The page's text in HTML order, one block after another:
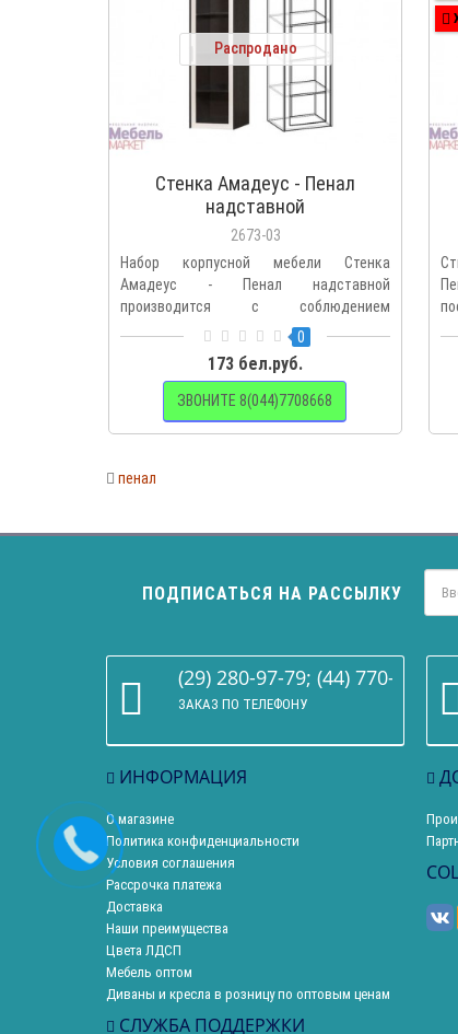
Распродано
Стенка Амадеус - Пенал
надставной
2673-03
Набор корпусной мебели Стенка
Амадеус - Пенал надставной
производится с соблюдением
экологических но..
0
173 бел.руб.
ЗВОНИТЕ 8(044)7708668
пенал
ПОДПИСАТЬСЯ НА РАССЫЛКУ
(29) 280-97-79; (44) 770-86-68
ЗАКАЗ ПО ТЕЛЕФОНУ
ИНФОРМАЦИЯ
О магазине
Политика конфиденциальности
Условия соглашения
Рассрочка платежа
Доставка
Наши преимущества
Цвета ЛДСП
Мебель оптом
Диваны и кресла в розницу по оптовым ценам
СЛУЖБА ПОДДЕРЖКИ